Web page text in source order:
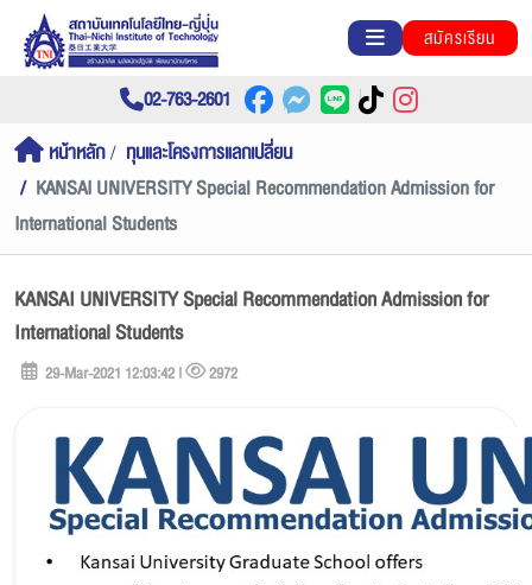
สมัครเรียน
02-763-2601
หน้าหลัก
ทุนและโครงการแลกเปลี่ยน
KANSAI UNIVERSITY Special Recommendation Admission for
International Students
KANSAI UNIVERSITY Special Recommendation Admission for
International Students
29-Mar-2021 12:03:42 | 2972